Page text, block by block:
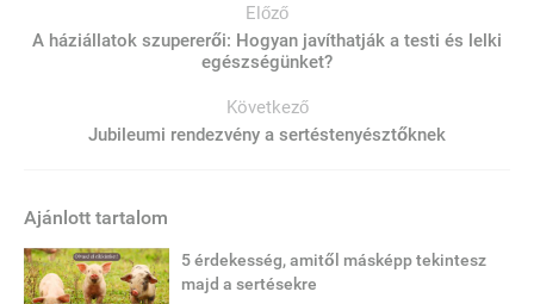
Előző
A háziállatok szupererői: Hogyan javíthatják a testi és lelki
egészségünket?
Következő
Jubileumi rendezvény a sertéstenyésztőknek
Ajánlott tartalom
5 érdekesség, amitől másképp tekintesz
majd a sertésekre